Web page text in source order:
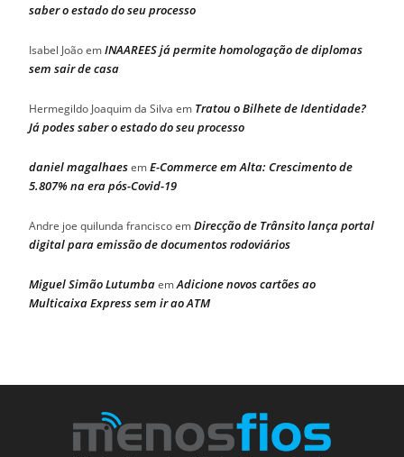
saber o estado do seu processo
Isabel JoãoemINAAREES já permite homologação de diplomas
sem sair de casa
Hermegildo Joaquim da Silva em Tratou o Bilhete de Identidade?
Já podes saber o estado do seu processo
daniel magalhaesemE-Commerce em Alta: Crescimento de
5.807% na era pós-Covid-19
Andre joe quilunda franciscoemDirecção de Trânsito lança portal
digital para emissão de documentos rodoviários
Miguel Simão LutumbaemAdicione novos cartões ao
Multicaixa Express sem ir ao ATM